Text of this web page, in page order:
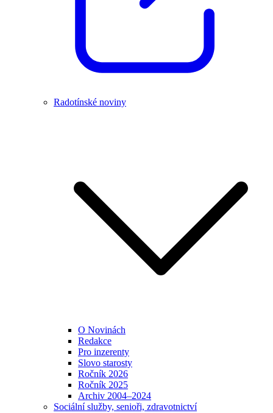
Radotínské noviny
O Novinách
Redakce
Pro inzerenty
Slovo starosty
Ročník 2026
Ročník 2025
Archiv 2004–2024
Sociální služby, senioři, zdravotnictví